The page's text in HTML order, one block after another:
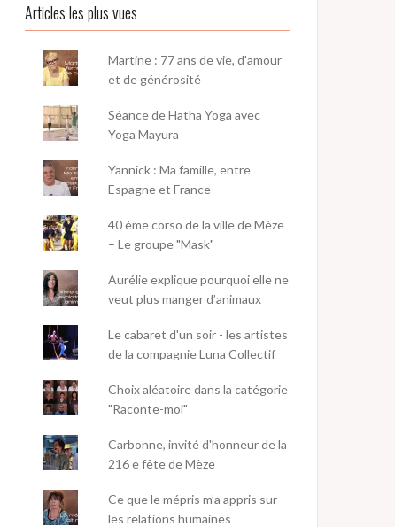
Articles les plus vues
Martine : 77 ans de vie, d'amour
et de générosité
Séance de Hatha Yoga avec
Yoga Mayura
Yannick : Ma famille, entre
Espagne et France
40 ème corso de la ville de Mèze
– Le groupe "Mask"
Aurélie explique pourquoi elle ne
veut plus manger d’animaux
Le cabaret d'un soir - les artistes
de la compagnie Luna Collectif
Choix aléatoire dans la catégorie
"Raconte-moi"
Carbonne, invité d'honneur de la
216 e fête de Mèze
Ce que le mépris m’a appris sur
les relations humaines